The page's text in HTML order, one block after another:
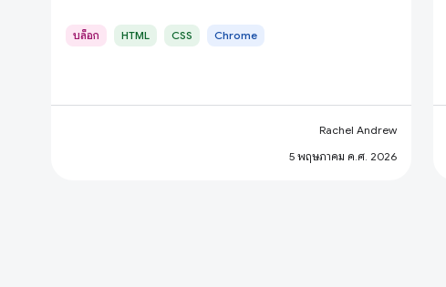
บล็อก HTML CSS Chrome
Rachel Andrew
5 พฤษภาคม ค.ศ. 2026